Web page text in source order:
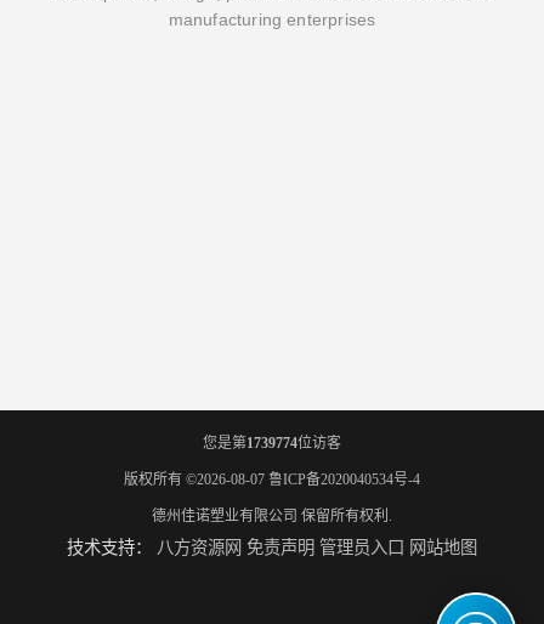
manufacturing enterprises
您是第1739774位访客
版权所有 ©2026-08-07 鲁ICP备2020040534号-4
德州佳诺塑业有限公司 保留所有权利.
技术支持： 八方资源网 免责声明 管理员入口 网站地图